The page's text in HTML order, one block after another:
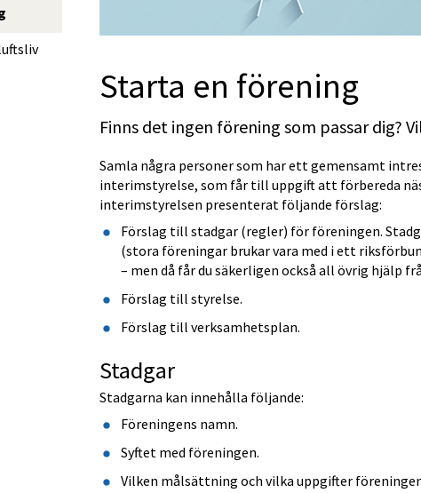
Starta en förening
Finns det ingen förening som passar dig?
Samla några personer som har ett gemensamt
interimstyrelse, som får till uppgift att förbereda
interimstyrelsen presenterat följande förslag:
Förslag till stadgar (regler) för föreningen.
(stora föreningar brukar vara med i ett
– men då får du säkerligen också all övrig hjälp
Förslag till styrelse.
Förslag till verksamhetsplan.
Stadgar
Stadgarna kan innehålla följande:
Föreningens namn.
Syftet med föreningen.
Vilken målsättning och vilka uppgifter